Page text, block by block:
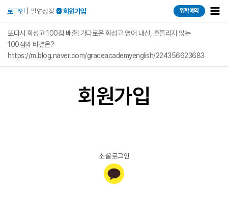
건너뛰기
로그인 필연성장  회원가입 입학예약
또다시 화성고 100점 배출! 가다로운 화성고 영어 내신, 흔들리지 않는
100점의 비결은?
https://m.blog.naver.com/graceacademyenglish/224356623683
회원가입
소셜 로그인